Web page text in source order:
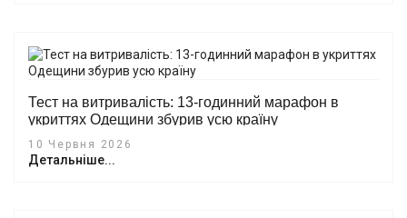
Тест на витривалість: 13-годинний марафон в
укриттях Одещини збурив усю країну
10 Червня 2026
Детальніше...